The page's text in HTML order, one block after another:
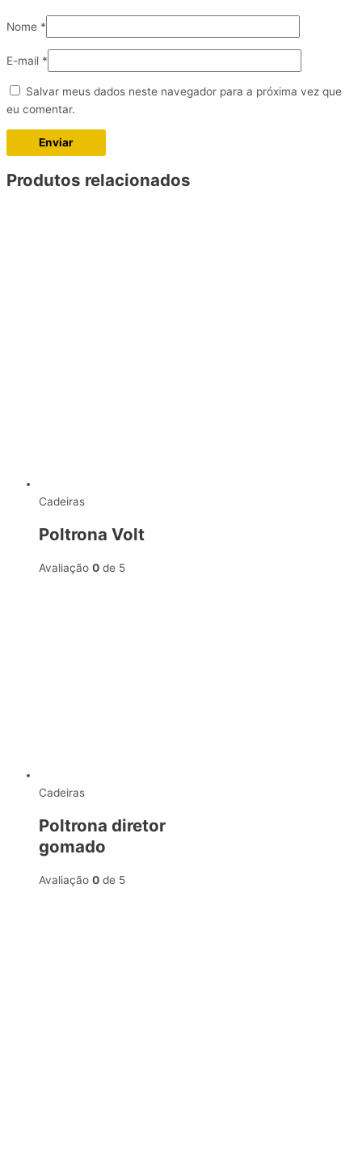
Nome *
E-mail *
Salvar meus dados neste navegador para a próxima vez que
eu comentar.
Produtos relacionados
Cadeiras
Poltrona Volt
Avaliação 0 de 5
Cadeiras
Poltrona diretor
gomado
Avaliação 0 de 5